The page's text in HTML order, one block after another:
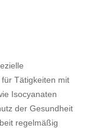
Tätigkeiten mit
Isocyanaten
der Gesundheit
regelmäßig